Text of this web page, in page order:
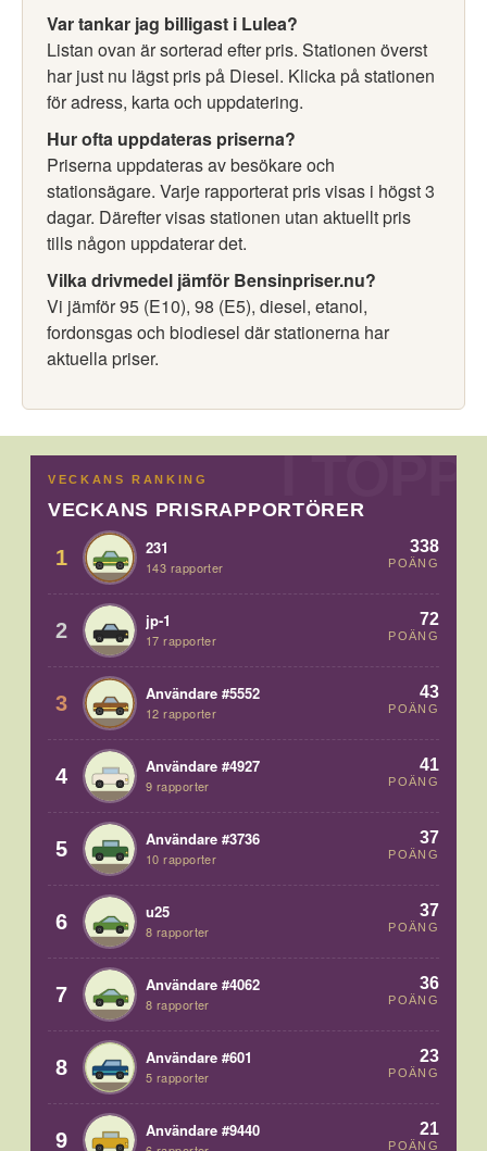
Var tankar jag billigast i Lulea?
Listan ovan är sorterad efter pris. Stationen överst
har just nu lägst pris på Diesel. Klicka på stationen
för adress, karta och uppdatering.
Hur ofta uppdateras priserna?
Priserna uppdateras av besökare och
stationsägare. Varje rapporterat pris visas i högst 3
dagar. Därefter visas stationen utan aktuellt pris
tills någon uppdaterar det.
Vilka drivmedel jämför Bensinpriser.nu?
Vi jämför 95 (E10), 98 (E5), diesel, etanol,
fordonsgas och biodiesel där stationerna har
aktuella priser.
VECKANS RANKING
VECKANS PRISRAPPORTÖRER
1 231
143 rapporter
338
POÄNG
2 jp-1
17 rapporter
72
POÄNG
3 Användare #5552
12 rapporter
43
POÄNG
4 Användare #4927
9 rapporter
41
POÄNG
5 Användare #3736
10 rapporter
37
POÄNG
6 u25
8 rapporter
37
POÄNG
7 Användare #4062
8 rapporter
36
POÄNG
8 Användare #601
5 rapporter
23
POÄNG
9 Användare #9440 21
POÄNG